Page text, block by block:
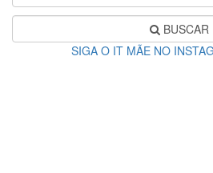
BUSCAR
SIGA O IT MÃE NO